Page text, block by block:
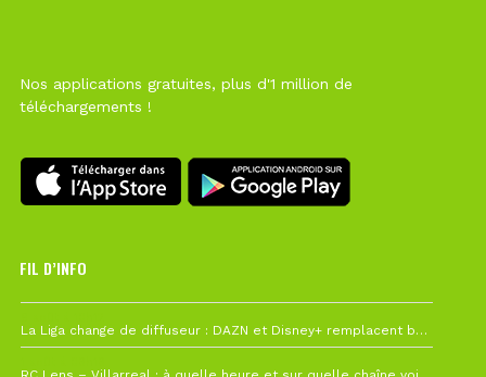
Nos applications gratuites, plus d'1 million de
téléchargements !
FIL D’INFO
La Liga change de diffuseur : DAZN et Disney+ remplacent beIN Sports !